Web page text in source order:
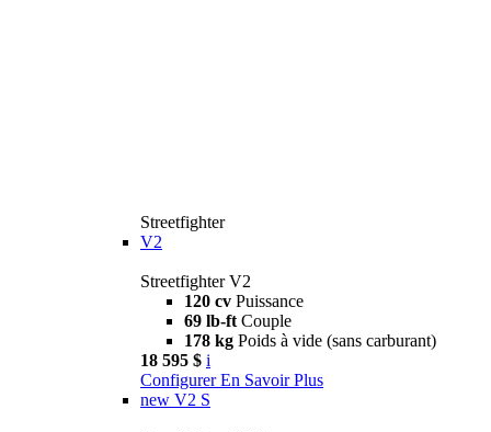
Streetfighter
V2
Streetfighter V2
120 cv Puissance
69 lb-ft Couple
178 kg Poids à vide (sans carburant)
18 595 $ i
Configurer En Savoir Plus
new V2 S